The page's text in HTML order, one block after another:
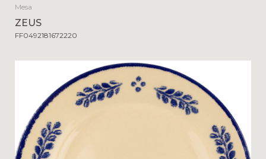
Mesa
ZEUS
FF0492181672220